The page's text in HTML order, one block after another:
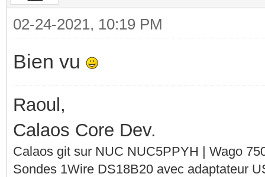
02-24-2021, 10:19 PM
Bien vu
Raoul,
Calaos Core Dev.
Calaos git sur NUC NUC5PPYH | Wago
Sondes 1Wire DS18B20 avec adaptateur